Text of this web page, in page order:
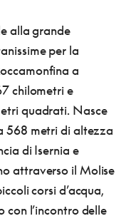
alla grande
per la
a
chilometri e
quadrati. Nasce
568 metri di altezza
di Isernia e
attraverso il Molise
corsi d’acqua,
con l’incontro delle